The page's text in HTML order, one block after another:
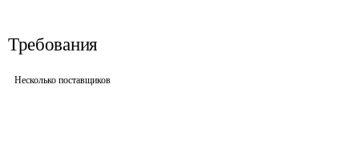
Требования
Несколько поставщиков